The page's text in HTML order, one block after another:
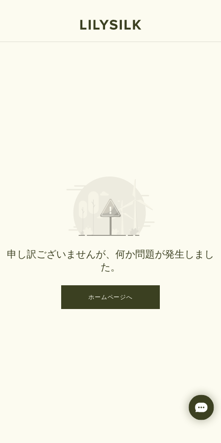
申し訳ございませんが、何か問題が発生しまし
た。
ホームページへ